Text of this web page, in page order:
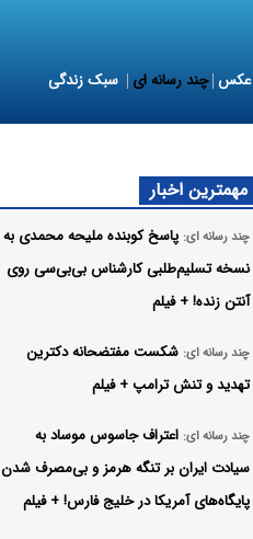
عکس چند رسانه ای سبک زندگی
مهمترین اخبار
چند رسانه ای: پاسخ کوبنده ملیحه محمدی به
نسخه تسلیم‌طلبی کارشناس بی‌بی‌سی روی
آنتن زنده! + فیلم
چند رسانه ای: شکست مفتضحانه دکترین
تهدید و تنش ترامپ + فیلم
چند رسانه ای: اعتراف جاسوس موساد به
سیادت ایران بر تنگه هرمز و بی‌مصرف شدن
پایگاه‌های آمریکا در خلیج فارس! + فیلم